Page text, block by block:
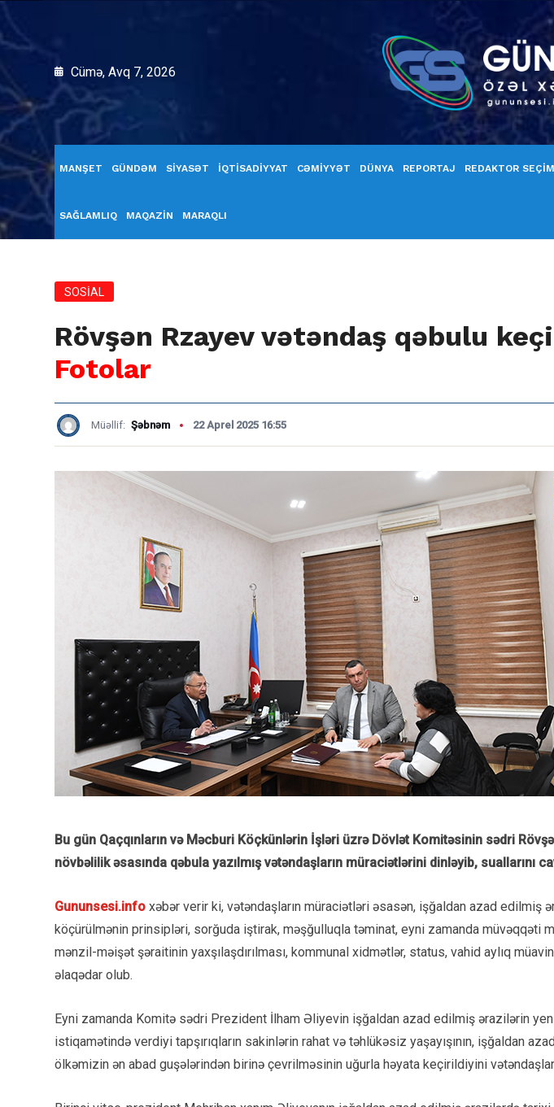
Cümə, Avq 7, 2026
MANŞET GÜNDƏM SİYASƏT İQTİSADİYYAT CƏMİYYƏT DÜNYA REPORTAJ REDAKTOR
SAĞLAMLIQ MAQAZİN MARAQLI
SOSİAL
Rövşən Rzayev vətəndaş qəbulu
Fotolar
Müəllif: Şəbnəm 22 Aprel 2025 16:55
Bu gün Qaçqınların və Məcburi Köçkünlərin İşləri üzrə Dövlət Komitəsinin sədri
növbəlilik əsasında qəbula yazılmış vətəndaşların müraciətlərini dinləyib, suallarını
Gununsesi.info xəbər verir ki, vətəndaşların müraciətləri əsasən, işğaldan azad edilmiş
köçürülmənin prinsipləri, sorğuda iştirak, məşğulluqla təminat, eyni zamanda müvəqqəti
mənzil-məişət şəraitinin yaxşılaşdırılması, kommunal xidmətlər, status, vahid aylıq
əlaqədar olub.
Eyni zamanda Komitə sədri Prezident İlham Əliyevin işğaldan azad edilmiş ərazilərin
istiqamətində verdiyi tapşırıqların sakinlərin rahat və təhlükəsiz yaşayışının, işğaldan
ölkəmizin ən abad guşələrindən birinə çevrilməsinin uğurla həyata keçirildiyini